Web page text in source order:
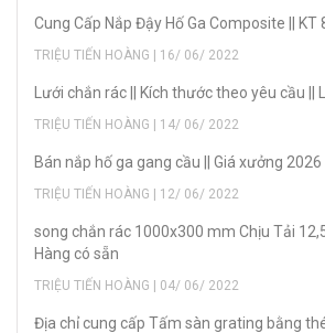
Cung Cấp Nắp Đậy Hố Ga Composite ||
TRIỆU TIẾN HOÀNG | 16/ 06/ 2022
Lưới chắn rác || Kích thước theo yêu cầu ||
TRIỆU TIẾN HOÀNG | 14/ 06/ 2022
Bán nắp hố ga gang cầu || Giá xưởng 2026
TRIỆU TIẾN HOÀNG | 12/ 06/ 2022
song chắn rác 1000x300 mm Chịu Tải
Hàng có sẵn
TRIỆU TIẾN HOÀNG | 04/ 06/ 2022
Địa chỉ cung cấp Tấm sàn grating bằng